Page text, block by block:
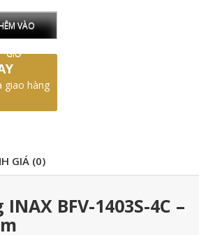
VÀO
GIỎ
giao hàng
GIÁ (0)
BFV-1403S-4C –